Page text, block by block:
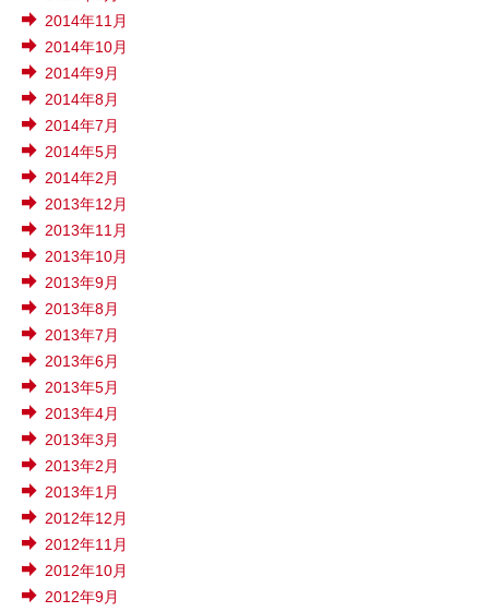
2014年11月
2014年10月
2014年9月
2014年8月
2014年7月
2014年5月
2014年2月
2013年12月
2013年11月
2013年10月
2013年9月
2013年8月
2013年7月
2013年6月
2013年5月
2013年4月
2013年3月
2013年2月
2013年1月
2012年12月
2012年11月
2012年10月
2012年9月